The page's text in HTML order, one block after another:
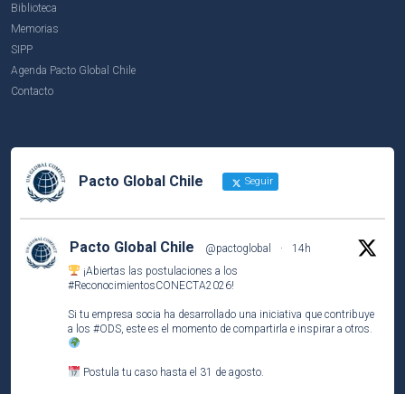
Biblioteca
Memorias
SIPP
Agenda Pacto Global Chile
Contacto
Pacto Global Chile Seguir
Pacto Global Chile @pactoglobal ·
14h
¡Abiertas las postulaciones a los
#ReconocimientosCONECTA2026!
Si tu empresa socia ha desarrollado una iniciativa que contribuye
a los #ODS , este es el momento de compartirla e inspirar a otros.
Postula tu caso hasta el 31 de agosto.